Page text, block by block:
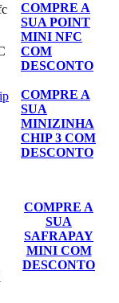
COMPRE A
SUA POINT
MINI NFC
COM
DESCONTO
COMPRE A
SUA
MINIZINHA
CHIP 3 COM
DESCONTO
COMPRE A
SUA
SAFRAPAY
MINI COM
DESCONTO